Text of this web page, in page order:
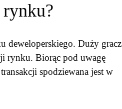
deweloperskiego. Duży gracz
rynku. Biorąc pod uwagę
spodziewana jest w